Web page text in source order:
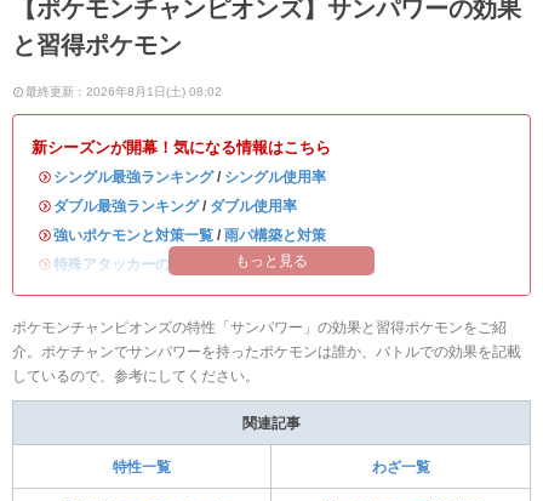
【ポケモンチャンピオンズ】サンパワーの効果
と習得ポケモン
最終更新：2026年8月1日(土) 08:02
新シーズンが開幕！気になる情報はこちら
・ シングル最強ランキング/ シングル使用率
・ ダブル最強ランキング/ ダブル使用率
・強いポケモンと対策一覧 / 雨パ構築と対策
・特殊アタッカーのおすすめランキング
もっと見る
ポケモンチャンピオンズの特性「サンパワー」の効果と習得ポケモンをご紹
介。ポケチャンでサンパワーを持ったポケモンは誰か、バトルでの効果を記載
しているので、参考にしてください。
関連記事
特性一覧 わざ一覧